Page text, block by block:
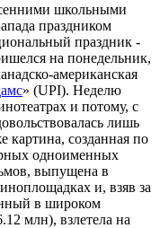
школьными
праздником
праздник -
на понедельник,
американская
» (UPI). Неделю
и потому, с
лишь
созданная по
одноименных
выпущена в
и, взяв за
в широком
млн), взлетела на